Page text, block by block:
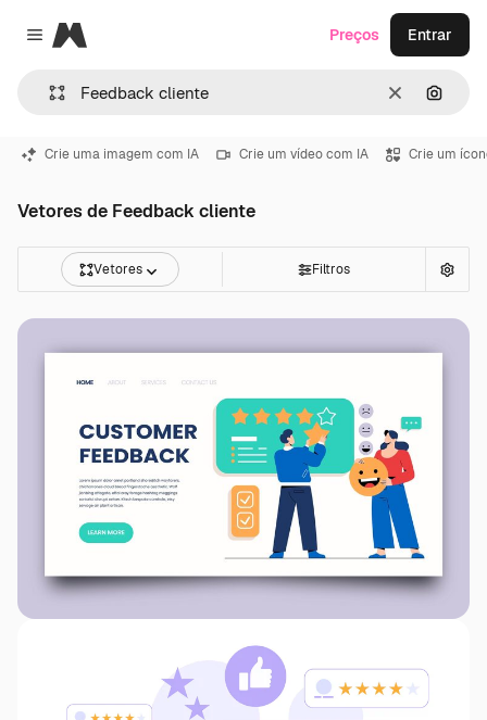
Close menu
Magnific
Limpar
Preços Entrar
Crie uma imagem com IA Crie um vídeo com IA Crie um
Vetores de Feedback cliente
Vetores Filtros